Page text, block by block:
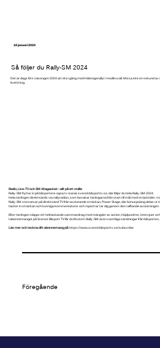
18 januari 2024
Så följer du Rally-SM 2024
Det är dags förs säsongen 2024 att dra i gång med Hälsingerallyt i Hudiksvall. Missa inte en sekund
livetiming.
Radio, Live-TV och SM-Magasinet – allt på ett ställe
Rally-SM flyttar in på bilsportens egna tv-kanal, svenskbilsporttv.se, där följer du hela Rally-SM 2024.
Hela tävlingen direktsänds via rallyradion, som bevakar tävlingarna från start till mål med sträcktider,
Rally-SM storsatsar på direktsänd TV från avslutande sträckan, Power Stage, där bonuspoäng delas ut
täcker in sträckan och kunniga kommentatorer och reportrar tar dig genom den rafflande avslutningen.
Efter tävlingen släpps ett heltäckande sammandrag med mängder av action, höjdpunkter, intervjuer
I abonnemanget på Svensk Bilsport TV får du förutom Rally-SM även samtliga sändningar från bilsporten,
Läs mer och teckna ditt abonnemang på:https://www.svenskbilsporttv.se/subscribe
Föregående